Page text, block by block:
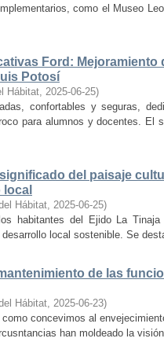
como el Museo
Ford:
Potosí
Hábitat, 2025-06-25)
confortables y seguras,
para alumnos y docentes. El
del paisaje
Hábitat, 2025-06-25)
habitantes del Ejido La
local sostenible. Se
de las
Hábitat, 2025-06-23)
concevimos al
han moldeado la